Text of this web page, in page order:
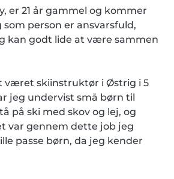
er 21 år gammel og kommer
som person er ansvarsfuld,
kan godt lide at være sammen
været skiinstruktør i Østrig i 5
jeg undervist små børn til
på ski med skov og lej, og
var gennem dette job jeg
passe børn, da jeg kender